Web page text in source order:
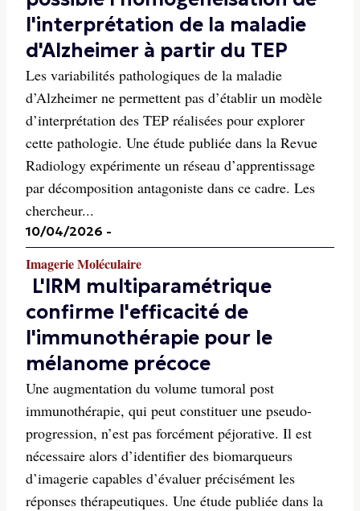
l'interprétation de la maladie
d'Alzheimer à partir du TEP
Les variabilités pathologiques de la maladie
d’Alzheimer ne permettent pas d’établir un modèle
d’interprétation des TEP réalisées pour explorer
cette pathologie. Une étude publiée dans la Revue
Radiology expérimente un réseau d’apprentissage
par décomposition antagoniste dans ce cadre. Les
chercheur...
10/04/2026 -
Imagerie Moléculaire
L'IRM multiparamétrique
confirme l'efficacité de
l'immunothérapie pour le
mélanome précoce
Une augmentation du volume tumoral post
immunothérapie, qui peut constituer une pseudo-
progression, n’est pas forcément péjorative. Il est
nécessaire alors d’identifier des biomarqueurs
d’imagerie capables d’évaluer précisément les
réponses thérapeutiques. Une étude publiée dans la